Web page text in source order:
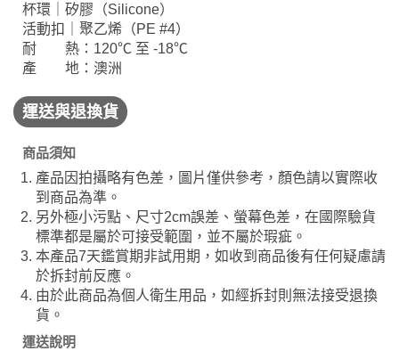
杯環｜矽膠（Silicone）
活動扣｜聚乙烯（PE #4）
耐 熱：120℃ 至 -18℃
產 地：澳洲
運送與退換貨
商品須知
產品因拍攝略有色差，圖片僅供參考，顏色請以實際收
到商品為準。
另外極小污點、尺寸2cm誤差、螢幕色差，在國際驗貨
標準都是屬於可接受範圍，並不屬於瑕疵。
本產品7天鑑賞期非試用期，如收到商品後有任何疑慮請
於拆封前反應。
由於此商品為個人衛生用品，如經拆封則無法接受退換
貨。
運送說明